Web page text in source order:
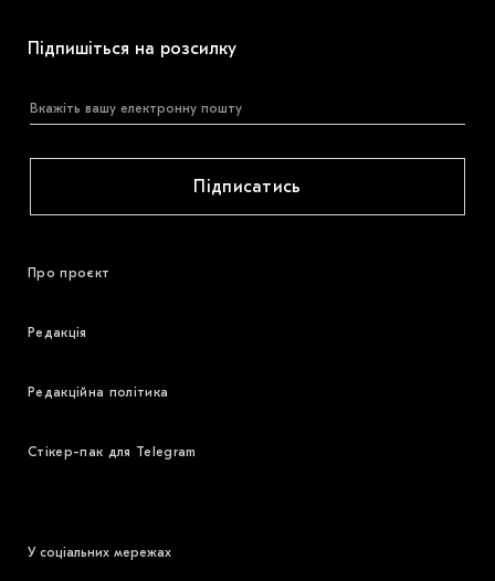
Підпишіться на розсилку
Підписатись
Про проєкт
Редакція
Редакційна політика
Стікер-пак для Telegram
У соціальних мережах